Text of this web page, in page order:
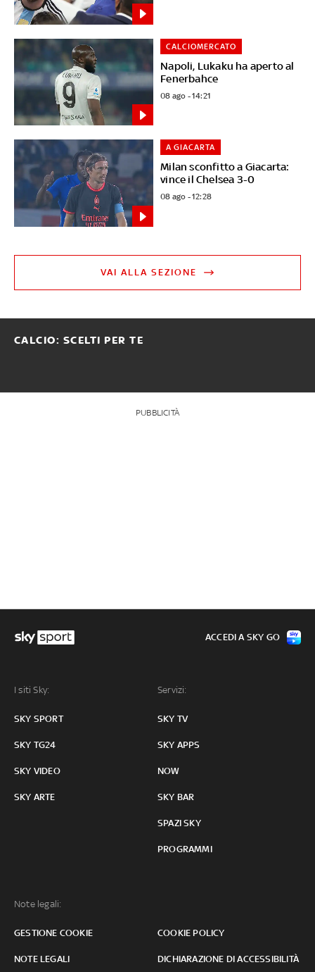
Napoli, Lukaku ha aperto al
Fenerbahce
CALCIOMERCATO
08 ago - 14:21
Milan sconfitto a Giacarta:
vince il Chelsea 3-0
A GIACARTA
08 ago - 12:28
VAI ALLA SEZIONE
CALCIO: SCELTI PER TE
PUBBLICITÀ
I siti Sky:
SKY SPORT
SKY TG24
SKY VIDEO
SKY ARTE
Servizi:
SKY TV
SKY APPS
NOW
SKY BAR
SPAZI SKY
PROGRAMMI
Note legali:
GESTIONE COOKIE COOKIE POLICY
NOTE LEGALI DICHIARAZIONE DI ACCESSIBILITÀ
ACCEDI A SKY GO